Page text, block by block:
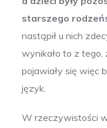
starszego
nastąpił u nich
wynikało to z tego,
pojawiały się więc
język.
W rzeczywistości